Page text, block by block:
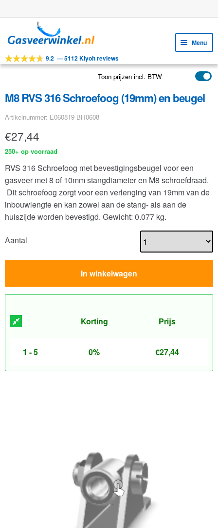
door
navigatie
naar
inhoud
Menu
Tools
Toepassingen
Klantenservice
FAQ
9.2 —5112 Kiyoh reviews
Toon prijzen incl. BTW
M8 RVS 316 Schroefoog (19mm) en beugel
Artikelnummer: E060819-BH0608
€27,44
250+ op voorraad
RVS 316 Schroefoog met bevestigingsbeugel voor een
gasveer met 8 of 10mm stangdiameter en M8 schroefdraad.
Dit schroefoog zorgt voor een verlenging van 19mm van de
inbouwlengte en kan zowel aan de stang- als aan de
huiszijde worden bevestigd. Gewicht: 0.077 kg.
Aantal
In winkelwagen
Korting Prijs
1 - 5 0% €27,44